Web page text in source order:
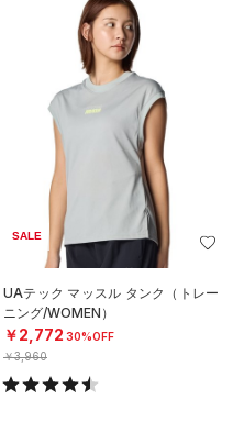
SALE
UAテック マッスル タンク（トレー
ニング/WOMEN）
￥2,772 30%OFF
￥3,960